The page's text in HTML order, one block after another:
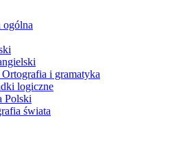
ogólna
Ortografia i gramatyka
logiczne
Polski
świata